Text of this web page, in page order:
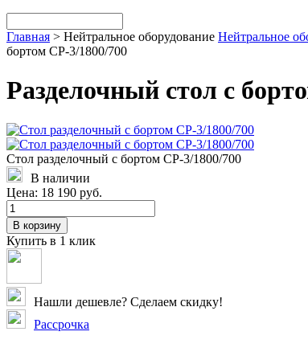
Главная > Нейтральное оборудование Нейтральное
бортом СР-3/1800/700
Разделочный стол с
Стол разделочный с бортом СР-3/1800/700
В наличии
Цена: 18 190 руб.
В корзину
Купить в 1 клик
Нашли дешевле? Сделаем скидку!
Рассрочка